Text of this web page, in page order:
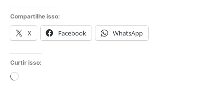
Compartilhe isso:
X Facebook WhatsApp
Curtir isso:
Carregando...